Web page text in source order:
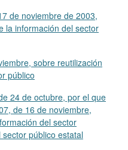
de noviembre de 2003,
la información del sector
sobre reutilización
público
24 de octubre, por el que
de 16 de noviembre,
del sector
público estatal